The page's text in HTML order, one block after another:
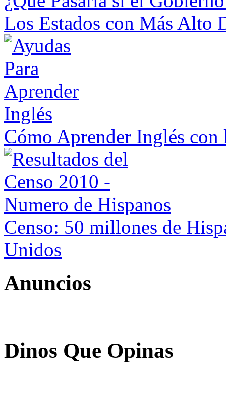
Los Estados con Más Alto
Cómo Aprender Inglés
Censo: 50 millones de
Unidos
Anuncios
Dinos Que Opinas